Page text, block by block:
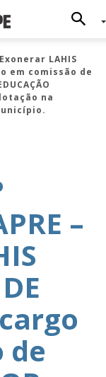
LAHIS
em comissão de
na
–
de